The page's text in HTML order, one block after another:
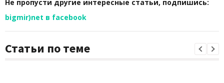
Не пропусти другие интересные статьи, подпишись:
bigmir)net в facebook
Статьи по теме